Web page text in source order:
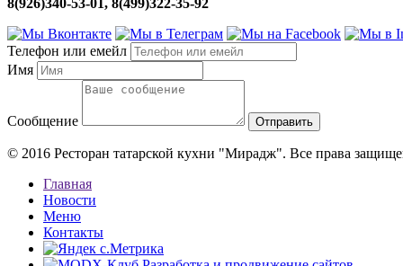
8(926)340-53-01, 8(499)322-35-92
Телефон или емейл
Имя
Сообщение
© 2016 Ресторан татарской кухни "Мирадж". Все права
Главная
Новости
Меню
Контакты